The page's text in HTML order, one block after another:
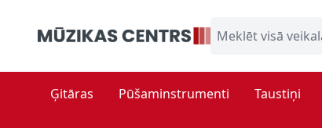
Meklēt visā veikalā...
Ģitāras Pūšaminstrumenti Taustiņi